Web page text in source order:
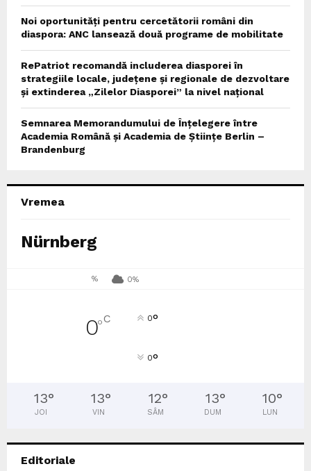
Noi oportunități pentru cercetătorii români din
diaspora: ANC lansează două programe de mobilitate
RePatriot recomandă includerea diasporei în
strategiile locale, județene și regionale de dezvoltare
și extinderea „Zilelor Diasporei” la nivel național
Semnarea Memorandumului de Înțelegere între
Academia Română și Academia de Științe Berlin –
Brandenburg
Vremea
Nürnberg
% 0%
0°C 0°
0°
13°
JOI
13°
VIN
12°
SÂM
13°
DUM
10°
LUN
Editoriale